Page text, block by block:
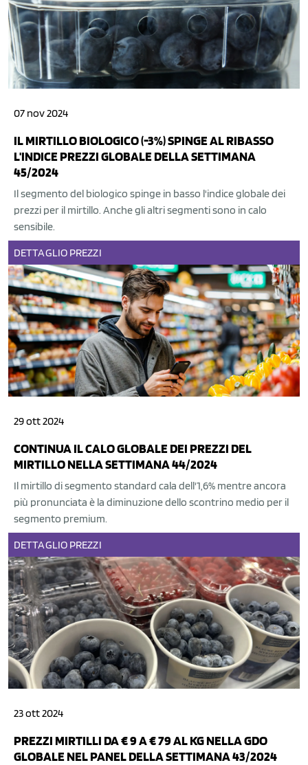
07 nov 2024
IL MIRTILLO BIOLOGICO (-3%) SPINGE AL RIBASSO
L'INDICE PREZZI GLOBALE DELLA SETTIMANA
45/2024
Il segmento del biologico spinge in basso l'indice globale dei
prezzi per il mirtillo. Anche gli altri segmenti sono in calo
sensibile.
DETTAGLIO PREZZI
29 ott 2024
CONTINUA IL CALO GLOBALE DEI PREZZI DEL
MIRTILLO NELLA SETTIMANA 44/2024
Il mirtillo di segmento standard cala dell'1,6% mentre ancora
più pronunciata è la diminuzione dello scontrino medio per il
segmento premium.
DETTAGLIO PREZZI
23 ott 2024
PREZZI MIRTILLI DA € 9 A € 79 AL KG NELLA GDO
GLOBALE NEL PANEL DELLA SETTIMANA 43/2024